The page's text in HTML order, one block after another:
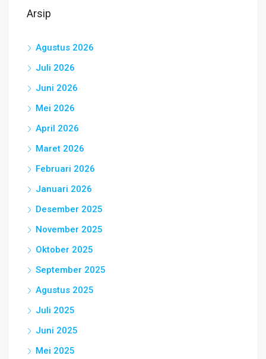
Arsip
Agustus 2026
Juli 2026
Juni 2026
Mei 2026
April 2026
Maret 2026
Februari 2026
Januari 2026
Desember 2025
November 2025
Oktober 2025
September 2025
Agustus 2025
Juli 2025
Juni 2025
Mei 2025